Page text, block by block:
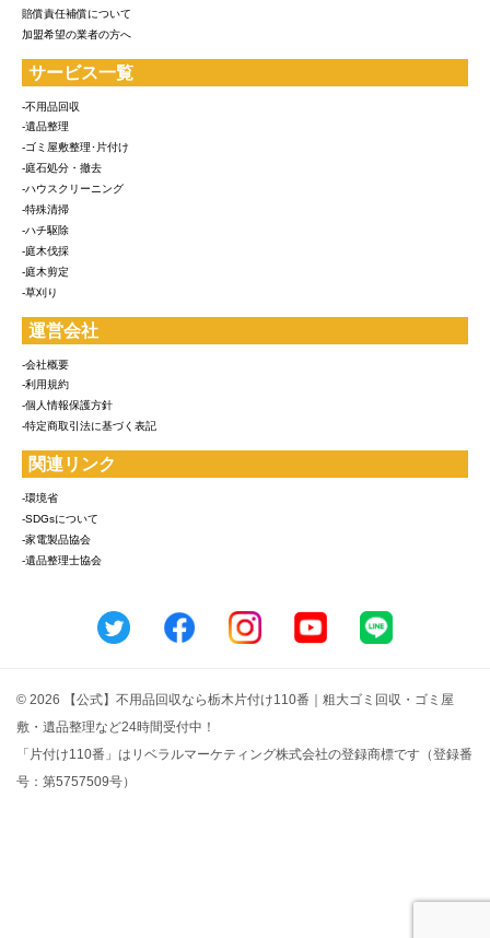
賠償責任補償について
加盟希望の業者の方へ
サービス一覧
-不用品回収
-遺品整理
-ゴミ屋敷整理･片付け
-庭石処分・撤去
-ハウスクリーニング
-特殊清掃
-ハチ駆除
-庭木伐採
-庭木剪定
-草刈り
運営会社
-会社概要
-利用規約
-個人情報保護方針
-特定商取引法に基づく表記
関連リンク
-環境省
-SDGsについて
-家電製品協会
-遺品整理士協会
© 2026 【公式】不用品回収なら栃木片付け110番｜粗大ゴミ回収・ゴミ屋
敷・遺品整理など24時間受付中！
「片付け110番」はリベラルマーケティング株式会社の登録商標です（登録番
号：第5757509号）